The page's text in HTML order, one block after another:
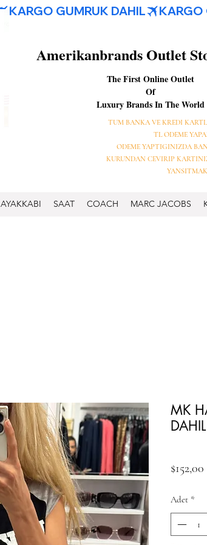
Amerikanbrands Outlet
The First Online Outlet
Of
Luxury Brands In The World
TUM BANKA VE KREDI
TL ODEME
ODEME YAPTIGINIZDA
KURUNDAN CEVIRIP
AYAKKABI SAAT COACH MARC JACOBS
MK
DAHIL
$152,00
Adet *